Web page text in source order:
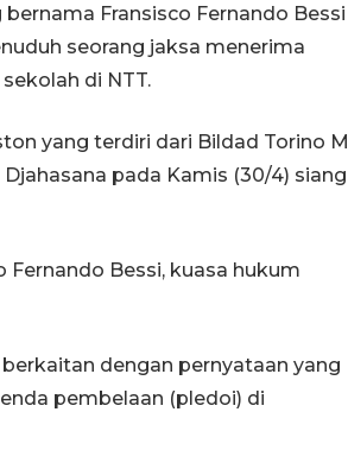
Fransisco Fernando Bessi
seorang jaksa menerima
di NTT.
yang terdiri dari Bildad Torino M
pada Kamis (30/4) siang
Bessi, kuasa hukum
dengan pernyataan yang
pembelaan (pledoi) di